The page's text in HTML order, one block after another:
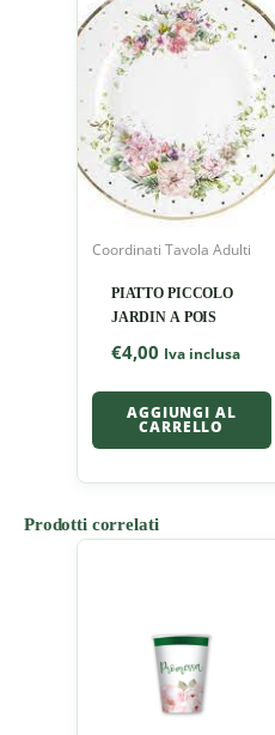
Coordinati Tavola Adulti
PIATTO PICCOLO
JARDIN A POIS
€4,00 Iva inclusa
AGGIUNGI AL
CARRELLO
Prodotti correlati